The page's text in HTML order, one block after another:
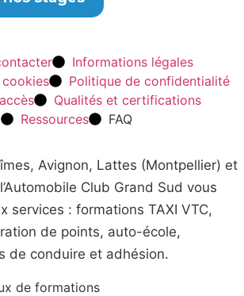
Informations légales
Politique de confidentialité
Qualités et certifications
Ressources
FAQ
Avignon, Lattes (Montpellier) et
Club Grand Sud vous
services : formations TAXI VTC,
de points, auto-école,
de conduire et adhésion.
de formations